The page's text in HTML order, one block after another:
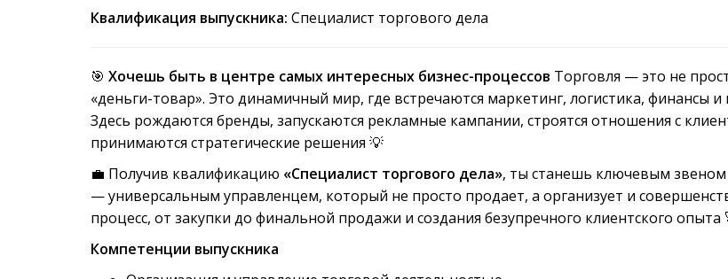
Квалификация выпускника: Специалист торгового дела
🎯 Хочешь быть в центре самых интересных бизнес-процессов Торговля — это не
«деньги-товар». Это динамичный мир, где встречаются маркетинг, логистика, финансы и
Здесь рождаются бренды, запускаются рекламные кампании, строятся отношения с
принимаются стратегические решения 💡
💼 Получив квалификацию «Специалист торгового дела», ты станешь ключевым звеном
— универсальным управленцем, который не просто продает, а организует и
процесс, от закупки до финальной продажи и создания безупречного клиентского опыта
Компетенции выпускника